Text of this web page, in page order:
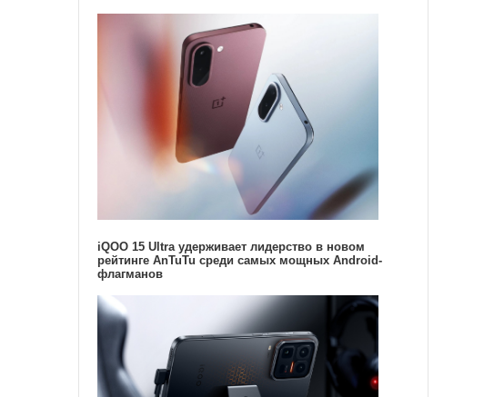
iQOO 15 Ultra удерживает лидерство в новом
рейтинге AnTuTu среди самых мощных Android-
флагманов